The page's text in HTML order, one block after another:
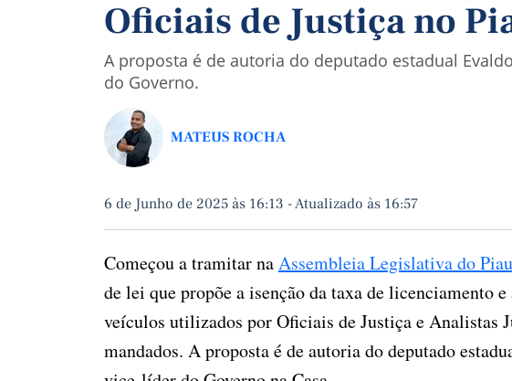
Oficiais de Justiça no
A proposta é de autoria do deputado estadual
do Governo.
MATEUS ROCHA
6 de Junho de 2025 às 16:13 -Atualizado às 16:57
Começou a tramitar naAssembleia Legislativa do
de lei que propõe a isenção da taxa de licenciamento
veículos utilizados por Oficiais de Justiça e Analistas
mandados. A proposta é de autoria do deputado